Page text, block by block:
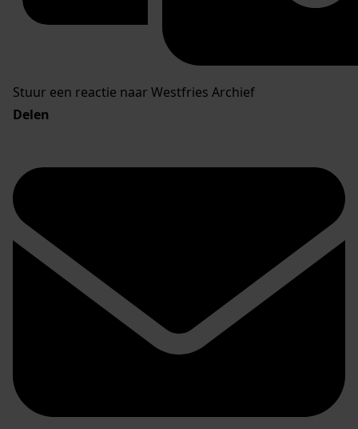
Stuur een reactie naar Westfries Archief
Delen